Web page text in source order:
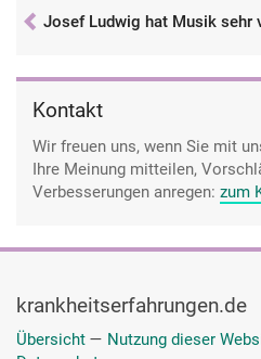
Josef Ludwig hat Musik sehr
Kontakt
Wir freuen uns, wenn Sie mit
Ihre Meinung mitteilen,
Verbesserungen anregen: zum
krankheitserfahrungen.de
Übersicht — Nutzung dieser